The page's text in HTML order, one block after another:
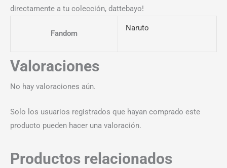
directamente a tu colección, dattebayo!
Fandom
Naruto
Valoraciones
No hay valoraciones aún.
Solo los usuarios registrados que hayan comprado este
producto pueden hacer una valoración.
Productos relacionados